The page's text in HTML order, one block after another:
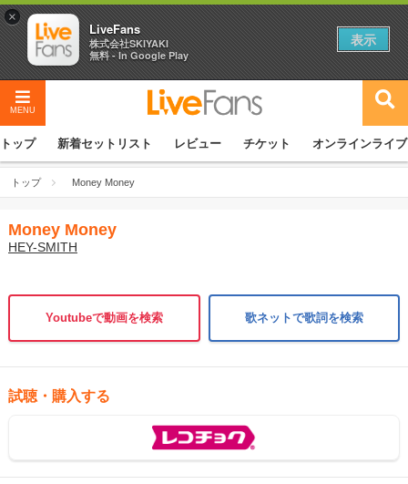
MENU
トップ 新着セットリスト レビュー チケット オンラインライブ
トップ Money Money
Money Money
HEY-SMITH
Youtubeで動画を検索 歌ネットで歌詞を検索
試聴・購入する
×
LiveFans
株式会社SKIYAKI
無料 - In Google Play
表示